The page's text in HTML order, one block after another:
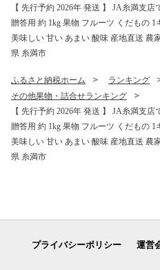
【 先行予約 2026年 発送 】 JA糸満支
贈答用 約 1kg 果物 フルーツ くだもの
美味しい 甘い あまい 酸味 産地直送 農
県 糸満市
ふるさと納税ホーム ランキング
その他果物・詰合せランキング
【 先行予約 2026年 発送 】 JA糸満支
贈答用 約 1kg 果物 フルーツ くだもの
美味しい 甘い あまい 酸味 産地直送 農
県 糸満市
プライバシーポリシー 運営